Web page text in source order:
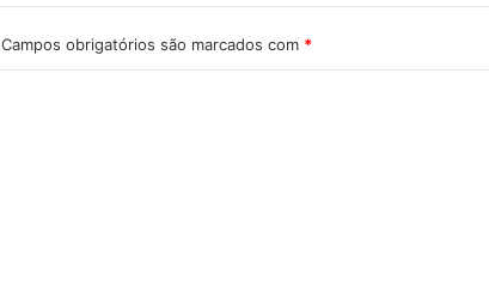
Campos obrigatórios são marcados com *